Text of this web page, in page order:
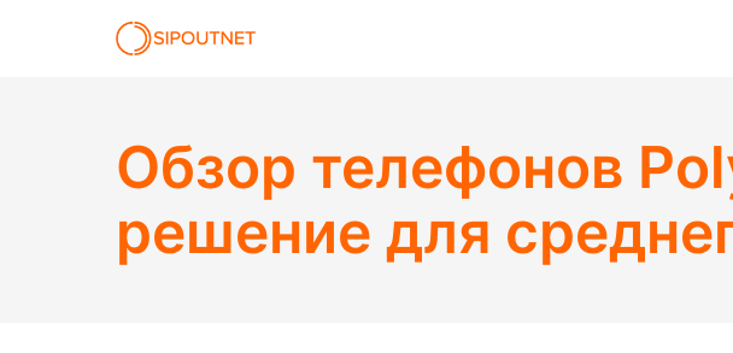
Обзор телефонов
решение для